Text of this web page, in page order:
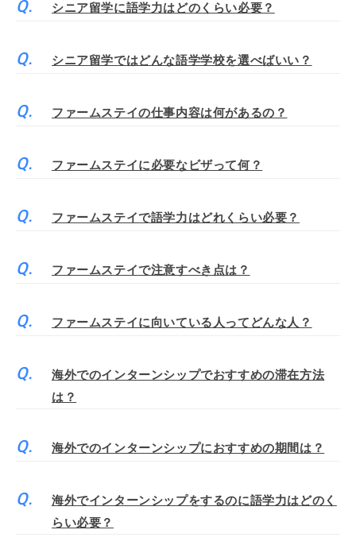
シニア留学に語学力はどのくらい必要？
シニア留学ではどんな語学学校を選べばいい？
ファームステイの仕事内容は何があるの？
ファームステイに必要なビザって何？
ファームステイで語学力はどれくらい必要？
ファームステイで注意すべき点は？
ファームステイに向いている人ってどんな人？
海外でのインターンシップでおすすめの滞在方法
は？
海外でのインターンシップにおすすめの期間は？
海外でインターンシップをするのに語学力はどのく
らい必要？